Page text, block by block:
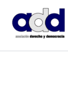
contenido